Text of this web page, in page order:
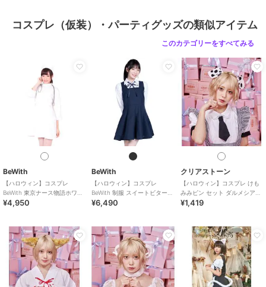
コスプレ（仮装）・パーティグッズの類似アイテム
このカテゴリーをすべてみる
BeWith
【ハロウィン】コスプレ
BeWith 東京ナース物語ホワイ
ト かわいい
¥4,950
BeWith
【ハロウィン】コスプレ
BeWith 制服 スイートビター学
園ブラック かわいい
¥6,490
クリアストーン
【ハロウィン】コスプレ けも
みみピン セット ダルメシアン
ユニセックス ホワイト
¥1,419